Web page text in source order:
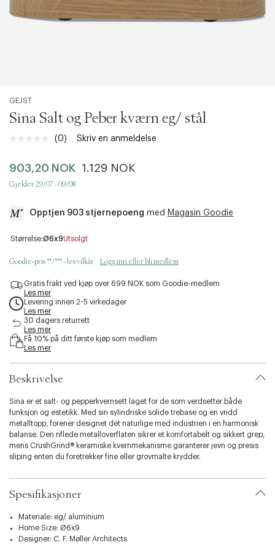
GEJST
Sina Salt og Peber kværn eg/ stål
Ingen
Samme
sidelenke.
(0) Skriv en anmeldelse
903,20 NOK 1.129 NOK
Gjelder 29/07 - 09/08
Opptjen 903 stjernepoeng med Magasin Goodie
a
c
s
s
i
b
l
t
.
a
r
i
a
t
i
.
e
l
e
Størrelse:Ø6x9Utsolgt
Goodie-pris **/*** - les vilkår Logg inn eller bli medlem
Gratis frakt ved kjøp over 699 NOK som Goodie-medlem
Les mer
Levering innen 2-5 virkedager
Les mer
30 dagers returrett
Les mer
Få 10% på ditt første kjøp som medlem
Les mer
Beskrivelse
Sina er et salt- og pepperkvernsett laget for de som verdsetter både
funksjon og estetikk. Med sin sylindriske solide trebase og en vridd
metalltopp, forener designet det naturlige med industrien i en harmonisk
balanse. Den riflede metalloverflaten sikrer et komfortabelt og sikkert grep,
mens CrushGrind® keramiske kvernmekanisme garanterer jevn og presis
sliping enten du foretrekker fine eller grovmalte krydder.
Sina er ikke bare et verktøy for matlaging, men også et vakkert element på
spisebordet. De to kvernene kommer med et elegant brett som ikke bare
presenterer settet på den fineste måten, men også bidrar til å holde bordet
fritt for krydderrester. Diskrete markeringer på hver kvern indikerer hvilken
som er for salt og hvilken som er for pepper.
Sina er tilgjengelig i to stilige materialkombinasjoner: mørk aske med
Spesifikasjoner
Materiale: eg/ aluminium
Home Size: Ø6x9
Designer: C. F. Møller Architects